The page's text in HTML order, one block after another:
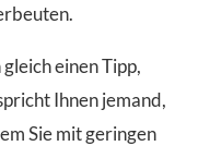
einen Tipp,
Ihnen jemand,
Sie mit geringen